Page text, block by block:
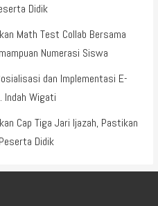
Didik
Math Test Collab Bersama
Numerasi Siswa
dan Implementasi E-
Indah Wigati
Cap Tiga Jari Ijazah, Pastikan
Didik